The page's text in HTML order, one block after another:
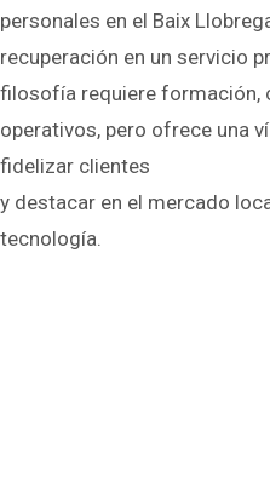
personales en el Baix
recuperación en un servicio
filosofía requiere formación,
operativos, pero ofrece una
fidelizar clientes
y destacar en el mercado
tecnología.